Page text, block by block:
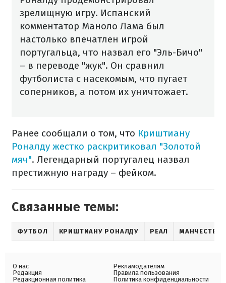
зрелищную игру. Испанский
комментатор Маноло Лама был
настолько впечатлен игрой
португальца, что назвал его "Эль-Бичо"
– в переводе "жук". Он сравнил
футболиста с насекомым, что пугает
соперников, а потом их уничтожает.
Ранее сообщали о том, что Криштиану
Роналду жестко раскритиковал "Золотой
мяч". Легендарный португалец назвал
престижную награду – фейком.
Связанные темы:
ФУТБОЛ КРИШТИАНУ РОНАЛДУ РЕАЛ МАНЧЕСТЕР
О нас
Редакция
Редакционная политика
Рекламодателям
Правила пользования
Политика конфиденциальности